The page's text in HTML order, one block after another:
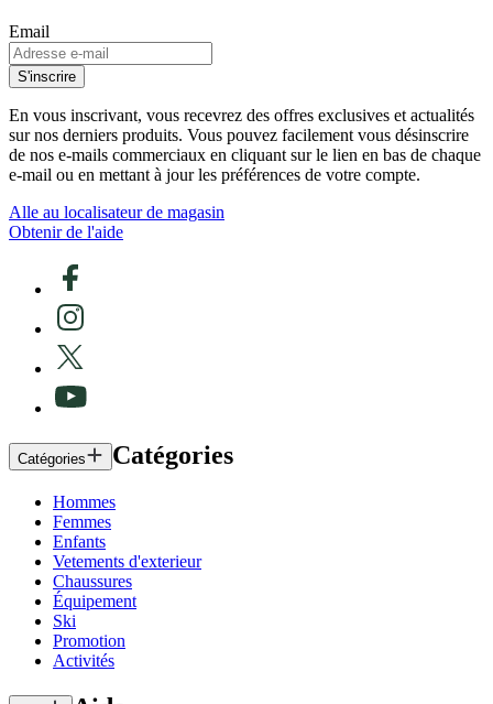
Email
S'inscrire
En vous inscrivant, vous recevrez des offres exclusives et actualités
sur nos derniers produits. Vous pouvez facilement vous désinscrire
de nos e-mails commerciaux en cliquant sur le lien en bas de chaque
e-mail ou en mettant à jour les préférences de votre compte.
Alle au localisateur de magasin
Obtenir de l'aide
Catégories Catégories
Hommes
Femmes
Enfants
Vetements d'exterieur
Chaussures
Équipement
Ski
Promotion
Activités